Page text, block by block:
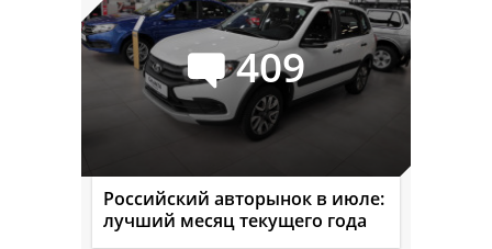
409
Российский авторынок в июле:
лучший месяц текущего года